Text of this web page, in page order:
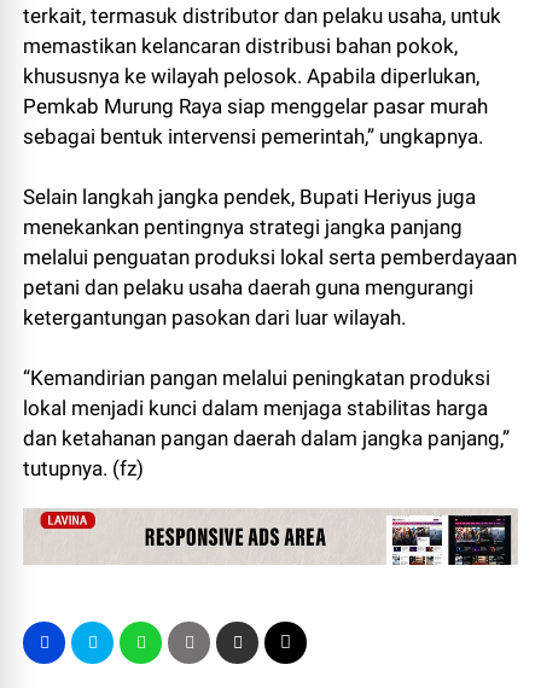
terkait, termasuk distributor dan pelaku usaha, untuk
memastikan kelancaran distribusi bahan pokok,
khususnya ke wilayah pelosok. Apabila diperlukan,
Pemkab Murung Raya siap menggelar pasar murah
sebagai bentuk intervensi pemerintah,” ungkapnya.
Selain langkah jangka pendek, Bupati Heriyus juga
menekankan pentingnya strategi jangka panjang
melalui penguatan produksi lokal serta pemberdayaan
petani dan pelaku usaha daerah guna mengurangi
ketergantungan pasokan dari luar wilayah.
“Kemandirian pangan melalui peningkatan produksi
lokal menjadi kunci dalam menjaga stabilitas harga
dan ketahanan pangan daerah dalam jangka panjang,”
tutupnya. (fz)